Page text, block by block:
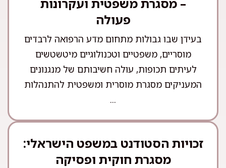
פעולה
בעידן שבו גבולות מתחום מדע הרפואה לרבדים
מוסריים, משפטיים וטכנולוגיים מיטשטשים
לעיתים תכופות, עולה חשיבותם של מנגנונים
המעניקים מסגרת מוסרית ומשפטית להתנהלות
...
זכויות הסטודנט במשפט הישראלי:
מסגרת חוקית ופסיקה